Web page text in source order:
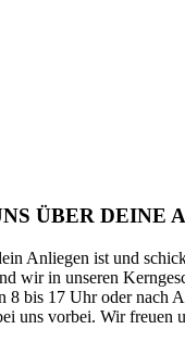
ÜBER DEINE
Anliegen ist und
wir in unseren
8 bis 17 Uhr oder nach
uns vorbei. Wir freuen